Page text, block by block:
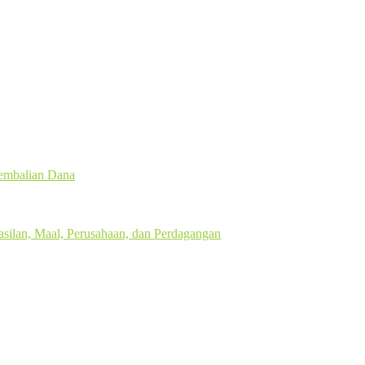
Dana
Maal, Perusahaan, dan Perdagangan